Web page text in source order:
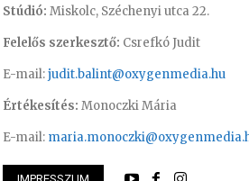
Stúdió: Miskolc, Széchenyi utca 22.
Felelős szerkesztő: Csrefkó Judit
E-mail:judit.balint@oxygenmedia.hu
Értékesítés: Monoczki Mária
E-mail: